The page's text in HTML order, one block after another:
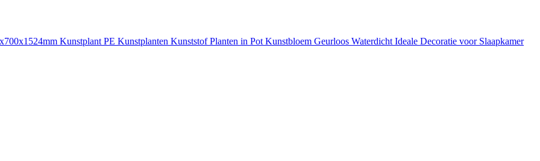
Kunstplant PE Kunstplanten Kunststof Planten in Pot Kunstbloem Geurloos Waterdicht Ideale Decoratie voor Slaapkamer